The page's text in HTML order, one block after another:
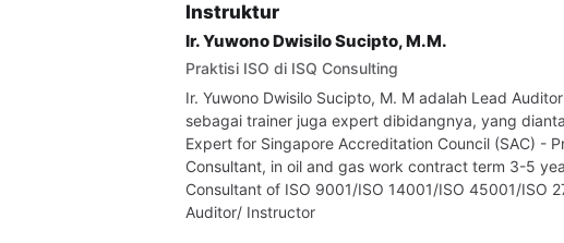
Instruktur
Ir. Yuwono Dwisilo Sucipto, M.M.
Praktisi ISO di ISQ Consulting
Ir. Yuwono Dwisilo Sucipto, M. M adalah Lead
sebagai trainer juga expert dibidangnya, yang
Expert for Singapore Accreditation Council (SAC) -
Consultant, in oil and gas work contract term 3-5
Consultant of ISO 9001/ISO 14001/ISO 45001/ISO
Auditor/ Instructor